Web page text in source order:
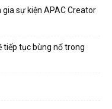
sự kiện APAC Creator
tiếp tục bùng nổ trong